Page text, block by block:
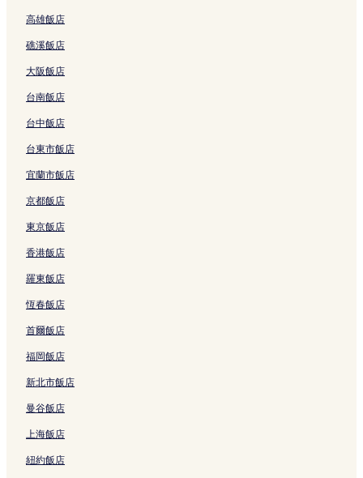
u
i
v
e
的
結
C
b
o
'
s
e
t
S
u
r
f
i
g
e
a
c
h
E
T
u
l
e
,
S
c
u
s
i
v
的
結
e
s
i
d
e
o
f
的
連
結
a
L
u
c
a
的
結
C
b
o
的
連
l
I
n
c
l
s
v
e
的
連
結
連
c
s
的
連
結
c
f
r
o
n
H
l
i
d
a
y
V
l
a
,
C
a
o
a
n
L
u
c
a
h
o
l
f
&
p
R
e
s
o
r
t
A
l
I
n
c
u
i
v
e
的
連
結
n
u
c
a
s
A
l
I
n
c
l
u
i
e
的
連
結
C
b
o
S
a
L
c
a
s
M
X
的
結
e
o
r
t
&
p
C
a
b
o
S
a
L
c
a
s
的
結
o
C
a
b
o
-
d
u
l
t
s
O
l
-
A
l
l
I
c
l
u
s
i
v
的
結
a
o
S
a
n
u
a
s
的
連
結
o
l
+
P
r
v
t
e
O
u
t
d
o
S
p
a
c
的
結
高雄飯店
礁溪飯店
大阪飯店
台南飯店
台中飯店
台東市飯店
宜蘭市飯店
京都飯店
東京飯店
香港飯店
羅東飯店
恆春飯店
首爾飯店
福岡飯店
新北市飯店
曼谷飯店
上海飯店
紐約飯店